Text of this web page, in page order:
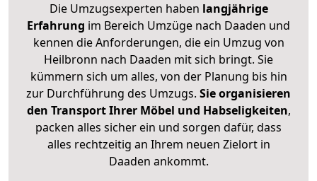
Die Umzugsexperten haben langjährige
Erfahrung im Bereich Umzüge nach Daaden und
kennen die Anforderungen, die ein Umzug von
Heilbronn nach Daaden mit sich bringt. Sie
kümmern sich um alles, von der Planung bis hin
zur Durchführung des Umzugs. Sie organisieren
den Transport Ihrer Möbel und Habseligkeiten,
packen alles sicher ein und sorgen dafür, dass
alles rechtzeitig an Ihrem neuen Zielort in
Daaden ankommt.